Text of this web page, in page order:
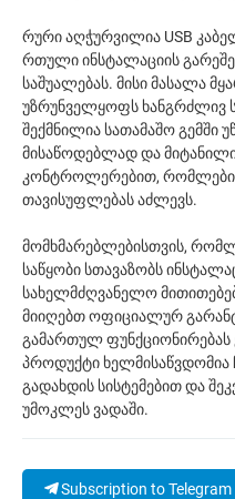
რური აღჭურვილია USB
რთული ინსტალაციის გარეშე
საშუალებას. მისი მასალა
უზრუნველყოფს ხანგრძლივ
შექმნილია სათამაშო გემში
მისაწოდებლად და
კონტროლერებით,
თავისუფლებას აძლევს.
მომხმარებლებისთვის,
საწყობი სთავაზობს
სახელმძღვანელო
მიიღებთ ოფიციალურ
გამართულ ფუნქციონირებას
პროდუქტი ხელმისაწვდომია
გადახდის სისტემებით და
უმოკლეს ვადაში.
Subscription to Telegram